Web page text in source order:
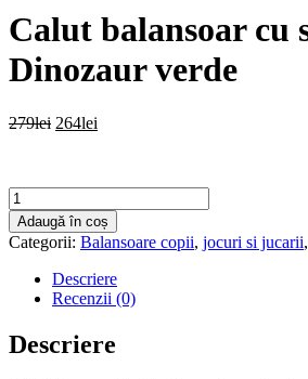
Calut balansoar cu
Dinozaur verde
279lei Prețul
264lei
Cantitate
Calut
balansoar
cu
spatar,2in1
Dinozaur
Adaugă în coș
Categorii: Balansoare copii, jocuri si jucarii,
Descriere
Recenzii (0)
Descriere